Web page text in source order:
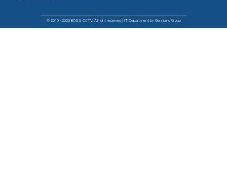
© 2019 - 2023 BOSS CCTV. All right reserved | IT Department by Gemilang Group